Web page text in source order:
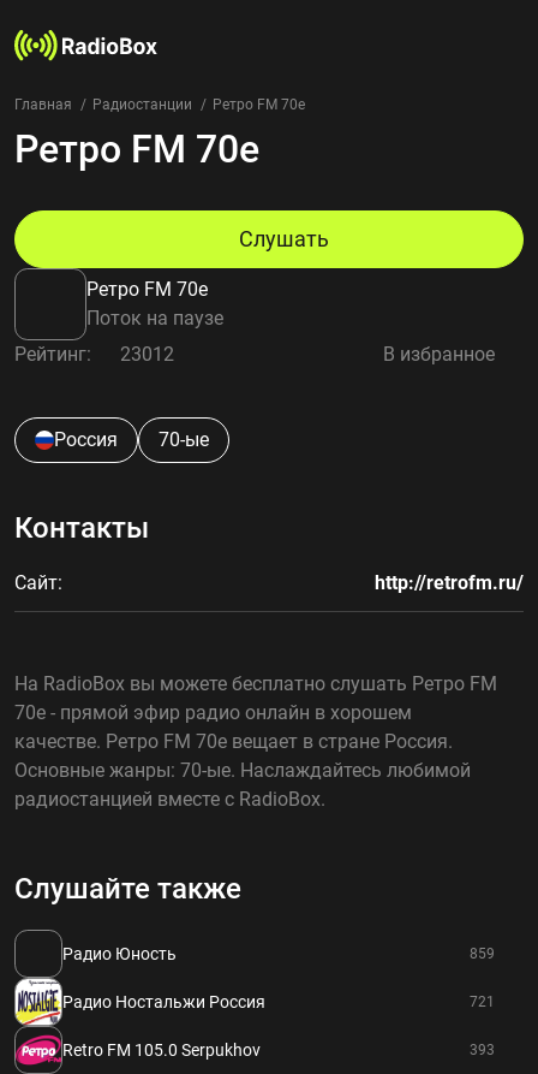
Радиостанции
Жанры
Страны
Избранное
О нас
Добавить радиостанцию
Конфиденциальность
Главная Радиостанции Ретро FM 70e
Ретро FM 70e
Ретро FM 70e
Поток на паузе
Слушать
Рейтинг: 23012 В избранное
Россия 70-ые
Контакты
Сайт: http://retrofm.ru/
На RadioBox вы можете бесплатно слушать Ретро FM
70e - прямой эфир радио онлайн в хорошем
качестве. Ретро FM 70e вещает в стране Россия.
Основные жанры: 70-ые. Наслаждайтесь любимой
радиостанцией вместе с RadioBox.
Слушайте также
Радио Юность 859
Радио Ностальжи Россия 721
Retro FM 105.0 Serpukhov 393